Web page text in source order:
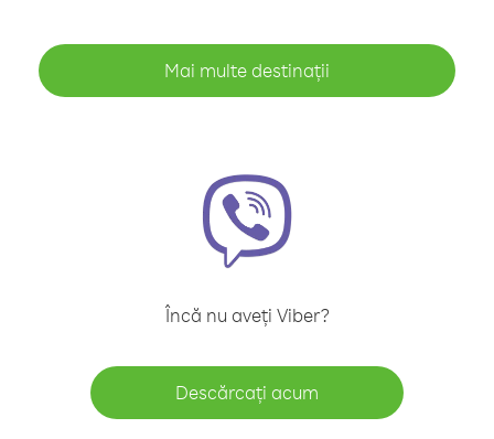
Mai multe destinații
Încă nu aveți Viber?
Descărcați acum